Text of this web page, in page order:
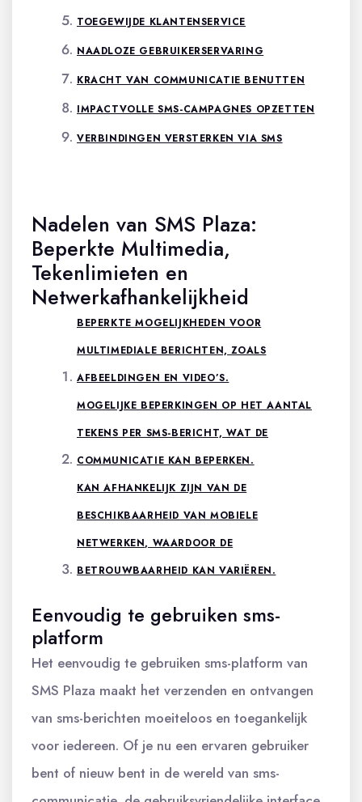
TOEGEWIJDE KLANTENSERVICE
NAADLOZE GEBRUIKERSERVARING
KRACHT VAN COMMUNICATIE BENUTTEN
IMPACTVOLLE SMS-CAMPAGNES OPZETTEN
VERBINDINGEN VERSTERKEN VIA SMS
Nadelen van SMS Plaza:
Beperkte Multimedia,
Tekenlimieten en
Netwerkafhankelijkheid
BEPERKTE MOGELIJKHEDEN VOOR
MULTIMEDIALE BERICHTEN, ZOALS
AFBEELDINGEN EN VIDEO’S.
MOGELIJKE BEPERKINGEN OP HET AANTAL
TEKENS PER SMS-BERICHT, WAT DE
COMMUNICATIE KAN BEPERKEN.
KAN AFHANKELIJK ZIJN VAN DE
BESCHIKBAARHEID VAN MOBIELE
NETWERKEN, WAARDOOR DE
BETROUWBAARHEID KAN VARIËREN.
Eenvoudig te gebruiken sms-
platform
Het eenvoudig te gebruiken sms-platform van
SMS Plaza maakt het verzenden en ontvangen
van sms-berichten moeiteloos en toegankelijk
voor iedereen. Of je nu een ervaren gebruiker
bent of nieuw bent in de wereld van sms-